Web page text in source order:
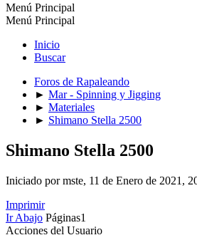
Menú Principal
Menú Principal
Inicio
Buscar
Foros de Rapaleando
► Mar - Spinning y Jigging
► Materiales
► Shimano Stella 2500
Shimano Stella 2500
Iniciado por mste, 11 de Enero de 2021,
Imprimir
Ir Abajo Páginas1
Acciones del Usuario